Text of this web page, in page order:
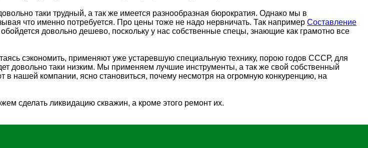
таки трудный, а так же имеется разнообразная бюрократия. Однако мы в
что именно потребуется. Про цены тоже не надо нервничать. Так например Составление
довольно дешево, поскольку у нас собственные спецы, знающие как грамотно все
сэкономить, применяют уже устаревшую специальную технику, порою годов СССР, для
довольно таки низким. Мы применяем лучшие инструменты, а так же свой собственный
нашей компании, ясно становиться, почему несмотря на огромную конкуренцию, на
сделать ликвидацию скважин, а кроме этого ремонт их.